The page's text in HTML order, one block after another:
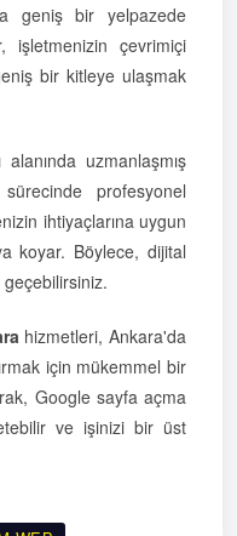
geniş bir yelpazede
işletmenizin çevrimiçi
bir kitleye ulaşmak
alanında uzmanlaşmış
profesyonel
ihtiyaçlarına uygun
koyar. Böylece, dijital
hizmetleri, Ankara'da
için mükemmel bir
Google sayfa açma
ve işinizi bir üst